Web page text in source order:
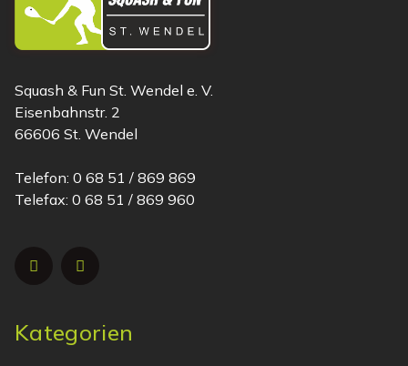
Squash & Fun St. Wendel e. V.
Eisenbahnstr. 2
66606 St. Wendel
Telefon: 0 68 51 / 869 869
Telefax: 0 68 51 / 869 960
Kategorien